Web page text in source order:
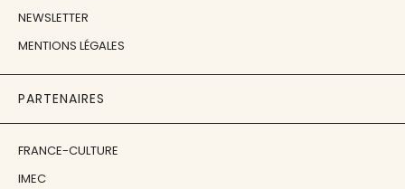
NEWSLETTER
MENTIONS LÉGALES
PARTENAIRES
FRANCE-CULTURE
IMEC